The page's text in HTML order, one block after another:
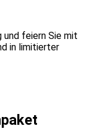
und feiern Sie mit
in limitierter